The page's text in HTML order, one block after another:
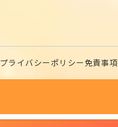
プライバシーポリシー免責事項